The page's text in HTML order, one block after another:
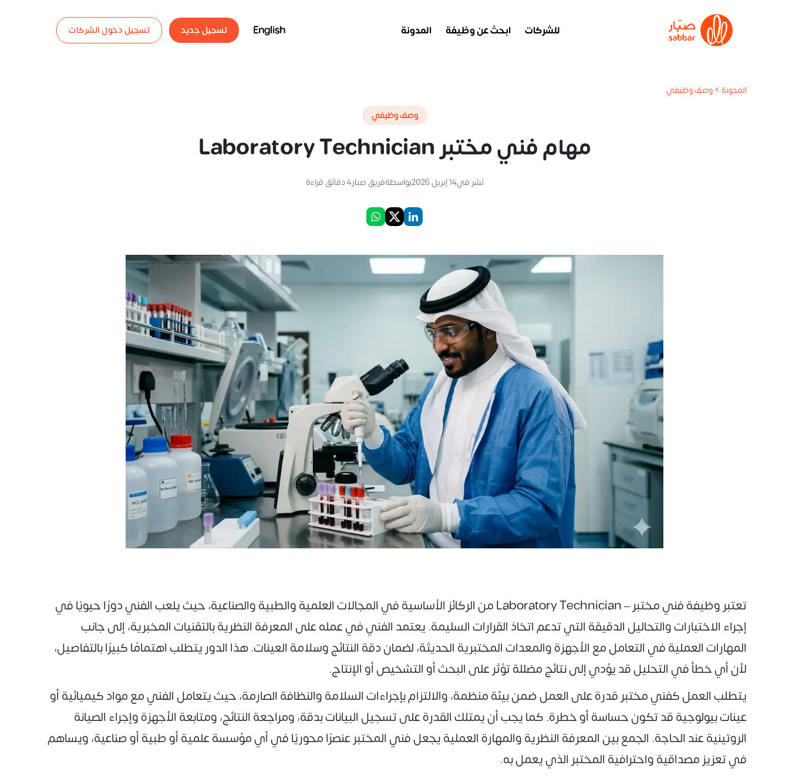
للشركات ابحث عن وظيفة المدونة English تسجيل جديد تسجيل دخول الشركات
المدونة>وصف وظيفي
وصف وظيفي
مهام فني مختبر Laboratory Technician
نُشر في14 إبريل 2026 بواسطةفريق صبار4دقائق قراءة
تعتبر وظيفة فني مختبر – Laboratory Technician من الركائز الأساسية في المجالات العلمية والطبية والصناعية، حيث يلعب الفني دورًا حيويًا في
إجراء الاختبارات والتحاليل الدقيقة التي تدعم اتخاذ القرارات السليمة. يعتمد الفني في عمله على المعرفة النظرية بالتقنيات المخبرية، إلى جانب
المهارات العملية في التعامل مع الأجهزة والمعدات المختبرية الحديثة، لضمان دقة النتائج وسلامة العينات. هذا الدور يتطلب اهتمامًا كبيرًا بالتفاصيل،
لأن أي خطأ في التحليل قد يؤدي إلى نتائج مضللة تؤثر على البحث أو التشخيص أو الإنتاج.
يتطلب العمل كفني مختبر قدرة على العمل ضمن بيئة منظمة، والالتزام بإجراءات السلامة والنظافة الصارمة، حيث يتعامل الفني مع مواد كيميائية أو
عينات بيولوجية قد تكون حساسة أو خطرة. كما يجب أن يمتلك القدرة على تسجيل البيانات بدقة، ومراجعة النتائج، ومتابعة الأجهزة وإجراء الصيانة
الروتينية عند الحاجة. الجمع بين المعرفة النظرية والمهارة العملية يجعل فني المختبر عنصرًا محوريًا في أي مؤسسة علمية أو طبية أو صناعية، ويساهم
في تعزيز مصداقية واحترافية المختبر الذي يعمل به.